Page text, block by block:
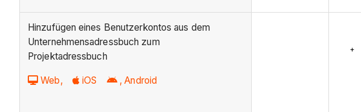
Hinzufügen eines Benutzerkontos aus dem
Unternehmensadressbuch zum
Projektadressbuch
Web, iOS , Android